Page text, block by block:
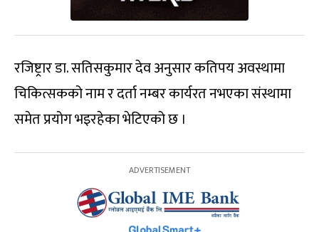
रजिष्ट्रार डा. सतिसकुमार देव अनुसार कतिपय अवस्थामा
चिकित्सकको नाम र दर्ता नम्बर कार्यरत नभएका संस्थामा
समेत प्रयोग भइरहेका भेटिएको छ ।